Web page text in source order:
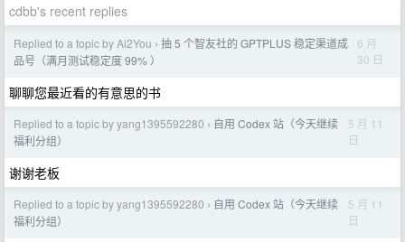
cdbb's recent replies
Replied to a topic by Ai2You › 抽 5 个智友社的 GPTPLUS 稳定渠道成
品号（满月测试稳定度 99% ）
6 月
30 日
聊聊您最近看的有意思的书
Replied to a topic by yang1395592280 › 自用 Codex 站（今天继续
福利分组）
5 月 11
日
谢谢老板
Replied to a topic by yang1395592280 › 自用 Codex 站（今天继续
福利分组）
5 月 11
日